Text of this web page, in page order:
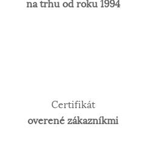
na trhu od roku 1994
Certifikát
overené zákazníkmi